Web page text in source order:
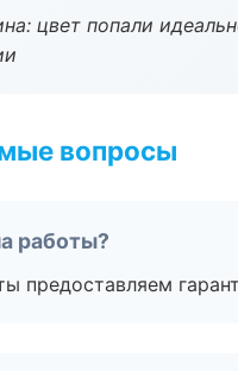
цвет попали
вопросы
работы?
предоставляем